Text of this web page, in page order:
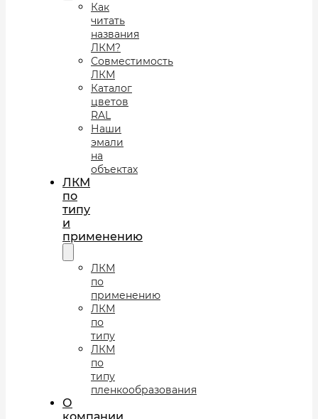
Как
читать
названия
ЛКМ?
Совместимость
ЛКМ
Каталог
цветов
RAL
Наши
эмали
на
объектах
ЛКМ
по
типу
и
применению
ЛКМ
по
применению
ЛКМ
по
типу
ЛКМ
по
типу
пленкообразования
О